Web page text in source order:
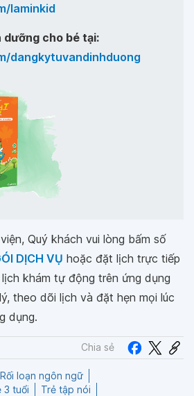
laminkid
cho bé tại:
dangkytuvandinhduong
Quý khách vui lòng bấm số
DỊCH VỤ hoặc đặt lịch trực tiếp
khám tự động trên ứng dụng
theo dõi lịch và đặt hẹn mọi lúc
dụng.
Chia sẻ
Rối loạn ngôn ngữ
3 tuổi
Trẻ tập nói